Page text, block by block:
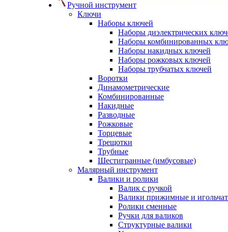
Ручной инструмент
Ключи
Наборы ключей
Наборы диэлектрических
Наборы комбинированных
Наборы накидных ключей
Наборы рожковых ключей
Наборы трубчатых ключей
Воротки
Динамометрические
Комбинированные
Накидные
Разводные
Рожковые
Торцевые
Трещотки
Трубные
Шестигранные (имбусовые)
Малярный инструмент
Валики и ролики
Валик с ручкой
Валики прижимные и
Ролики сменные
Ручки для валиков
Структурные валики